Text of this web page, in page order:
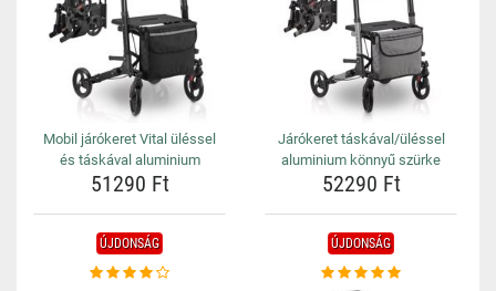
Mobil járókeret Vital üléssel
és táskával aluminium
51290 Ft
Járókeret táskával/üléssel
aluminium könnyű szürke
52290 Ft
ÚJDONSÁG ÚJDONSÁG